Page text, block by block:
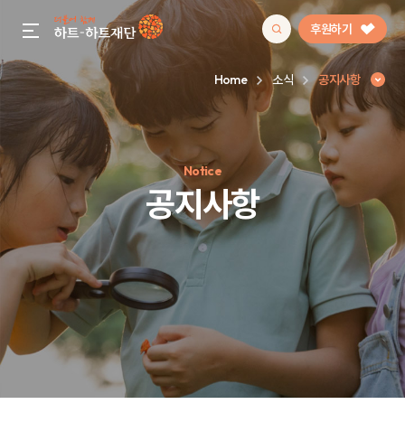
gnb menu open 후원하기
인기 키워드
#정기후원#하트플레이스#캠페인#팬덤후원
Home 소식 공지사항
Notice
공지사항